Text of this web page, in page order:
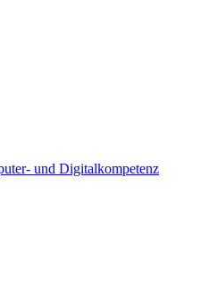
und Digitalkompetenz